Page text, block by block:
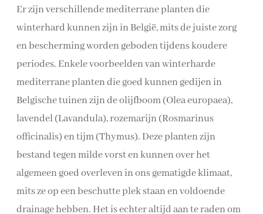
Er zijn verschillende mediterrane planten die
winterhard kunnen zijn in België, mits de juiste zorg
en bescherming worden geboden tijdens koudere
periodes. Enkele voorbeelden van winterharde
mediterrane planten die goed kunnen gedijen in
Belgische tuinen zijn de olijfboom (Olea europaea),
lavendel (Lavandula), rozemarijn (Rosmarinus
officinalis) en tijm (Thymus). Deze planten zijn
bestand tegen milde vorst en kunnen over het
algemeen goed overleven in ons gematigde klimaat,
mits ze op een beschutte plek staan en voldoende
drainage hebben. Het is echter altijd aan te raden om